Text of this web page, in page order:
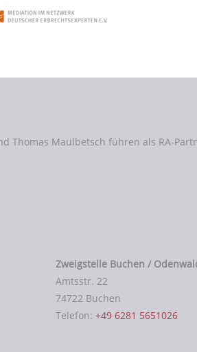
Thomas Maulbetsch führen als RA-
Zweigstelle Buchen /
Amtsstr. 22
74722 Buchen
Telefon: +49 6281 5651026